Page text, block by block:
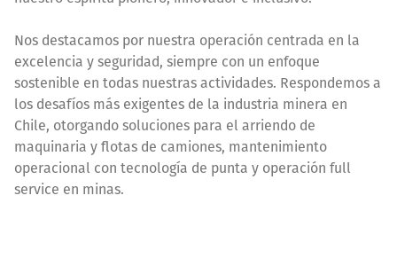
Nos destacamos por nuestra operación centrada en la
excelencia y seguridad, siempre con un enfoque
sostenible en todas nuestras actividades. Respondemos a
los desafíos más exigentes de la industria minera en
Chile, otorgando soluciones para el arriendo de
maquinaria y flotas de camiones, mantenimiento
operacional con tecnología de punta y operación full
service en minas.